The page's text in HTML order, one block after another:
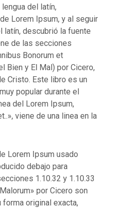
del latín,
Lorem Ipsum, y al seguir
descubrió la fuente
de las secciones
Bonorum et
Bien y El Mal) por Cicero,
Cristo. Este libro es un
popular durante el
del Lorem Ipsum,
viene de una linea en la
Lorem Ipsum usado
debajo para
1.10.32 y 1.10.33
por Cicero son
original exacta,